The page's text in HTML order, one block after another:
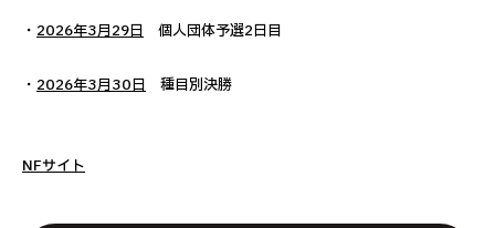
・ 2026年3月29日 個人団体予選2日目
・ 2026年3月30日 種目別決勝
NFサイト